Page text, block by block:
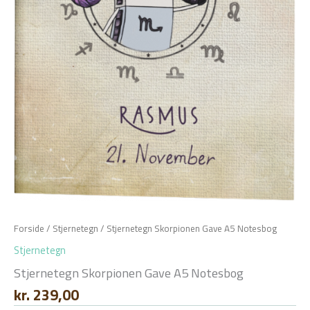
Forside / Stjernetegn / Stjernetegn Skorpionen Gave A5 Notesbog
Stjernetegn
Stjernetegn Skorpionen Gave A5 Notesbog
kr. 239,00